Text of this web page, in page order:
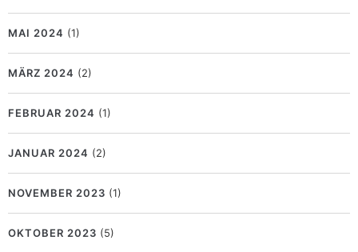
MAI 2024 (1)
MÄRZ 2024 (2)
FEBRUAR 2024 (1)
JANUAR 2024 (2)
NOVEMBER 2023 (1)
OKTOBER 2023 (5)